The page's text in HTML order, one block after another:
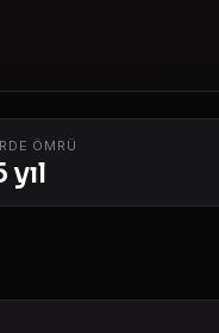
ÖMRÜ
yıl